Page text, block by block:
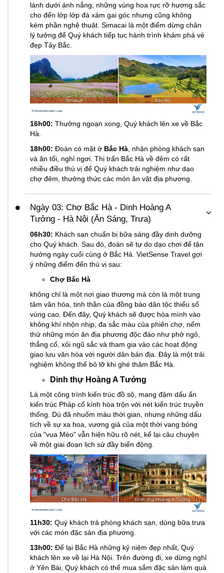
lánh dưới ánh nắng, những vùng hoa rực rỡ hương sắc
cho đến lớp lớp đá xám gai góc nhưng cũng không
kém phần nghệ thuật. Simacai là một điểm dừng chân
lý tưởng để Quý khách tiếp tục hành trình khám phá vẻ
đẹp Tây Bắc.
16h00: Thưởng ngoạn xong, Quý khách lên xe về Bắc
Hà.
18h00: Đoàn có mặt ở Bắc Hà , nhận phòng khách sạn
và ăn tối, nghỉ ngơi. Thị trấn Bắc Hà về đêm có rất
nhiều điều thú vị để Quý khách trải nghiệm như dạo
chợ đêm, thưởng thức các món ăn vặt địa phương.
Ngày 03: Chợ Bắc Hà - Dinh Hoàng A
Tưởng - Hà Nội (Ăn Sáng, Trưa)
06h30: Khách sạn chuẩn bị bữa sáng đầy dinh dưỡng
cho Quý khách. Sau đó, đoàn sẽ tự do dạo chơi để tận
hưởng ngày cuối cùng ở Bắc Hà. VietSense Travel gợi
ý những điểm đến thú vị sau:
Chợ Bắc Hà
không chỉ là một nơi giao thương mà còn là một trung
tâm văn hóa, tinh thần của đồng bào dân tộc thiểu số
vùng cao. Đến đây, Quý khách sẽ được hòa mình vào
không khí nhộn nhịp, đa sắc màu của phiên chợ, nếm
thử những món ăn địa phương độc đáo như phở ngô,
thắng cố, xôi ngũ sắc và tham gia vào các hoạt động
giao lưu văn hóa với người dân bản địa. Đây là một trải
nghiệm không thể bỏ lỡ khi ghé thăm Bắc Hà.
Dinh thự Hoàng A Tưởng
Là một công trình kiến trúc đồ sộ, mang đậm dấu ấn
kiến trúc Pháp cổ kính hòa trộn với nét kiến trúc truyền
thống. Dù đã nhuốm màu thời gian, nhưng những dấu
tích về sự xa hoa, vương giả của một thời vang bóng
của "vua Mèo" vẫn hiện hữu rõ nét, kể lại câu chuyện
về một giai đoạn lịch sử đầy biến động.
11h30: Quý khách trả phòng khách sạn, dùng bữa trưa
với các món đặc sản địa phương.
13h00: Để lại Bắc Hà những kỷ niệm đẹp nhất, Quý
khách lên xe về lại Hà Nội. Trên đường đi, xe dừng nghỉ
ở Yên Bái, Quý khách có thể mua sắm đặc sản làm quà